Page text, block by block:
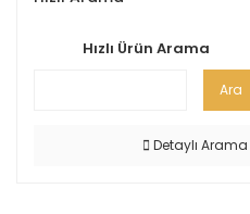
Hızlı Ürün Arama
Ara
Detaylı Arama